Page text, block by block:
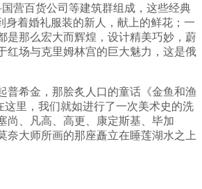
营百货公司等建筑群组成，这些经典
着婚礼服装的新人，献上的鲜花；一
是那么宏大而辉煌，设计精美巧妙，蔚
红场与克里姆林宫的巨大魅力，这是俄
希金，那脍炙人口的童话《金鱼和渔
这里，我们就如进行了一次美术史的洗
尚、凡高、高更、康定斯基、毕加
大师所画的那座矗立在睡莲湖水之上